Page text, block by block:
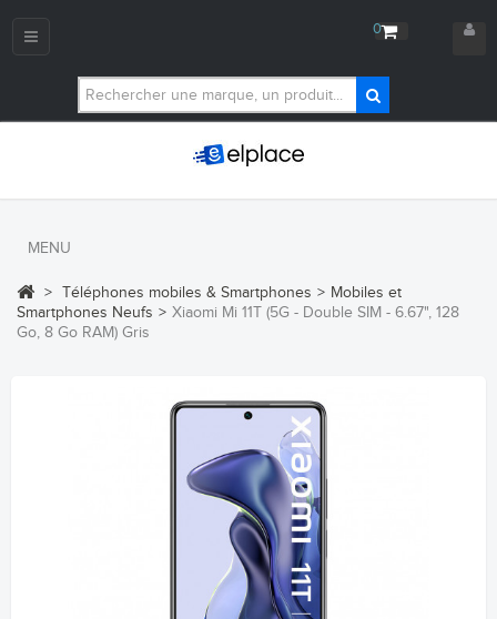
0
Navigation
MENU
> Téléphones mobiles & Smartphones > Mobiles et
Smartphones Neufs > Xiaomi Mi 11T (5G - Double SIM - 6.67", 128
Go, 8 Go RAM) Gris